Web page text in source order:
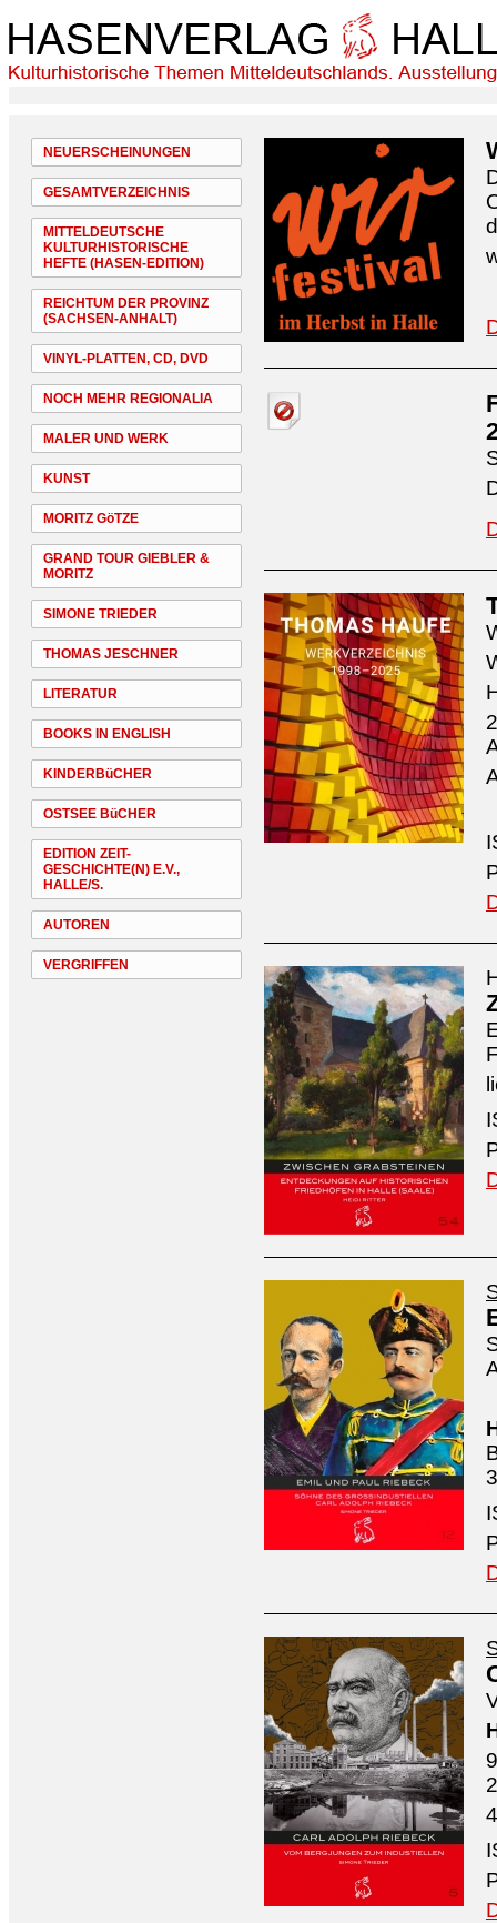
NEUERSCHEINUNGEN
GESAMTVERZEICHNIS
MITTELDEUTSCHE
KULTURHISTORISCHE
HEFTE (HASEN-EDITION)
REICHTUM DER PROVINZ
(SACHSEN-ANHALT)
VINYL-PLATTEN, CD, DVD
NOCH MEHR REGIONALIA
MALER UND WERK
KUNST
MORITZ GöTZE
GRAND TOUR GIEBLER &
MORITZ
SIMONE TRIEDER
THOMAS JESCHNER
LITERATUR
BOOKS IN ENGLISH
KINDERBüCHER
OSTSEE BüCHER
EDITION ZEIT-
GESCHICHTE(N) E.V.,
HALLE/S.
AUTOREN
VERGRIFFEN